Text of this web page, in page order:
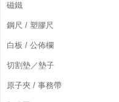
磁鐵
鋼尺 / 塑膠尺
白板 / 公佈欄
切割墊／墊子
原子夾 / 事務帶